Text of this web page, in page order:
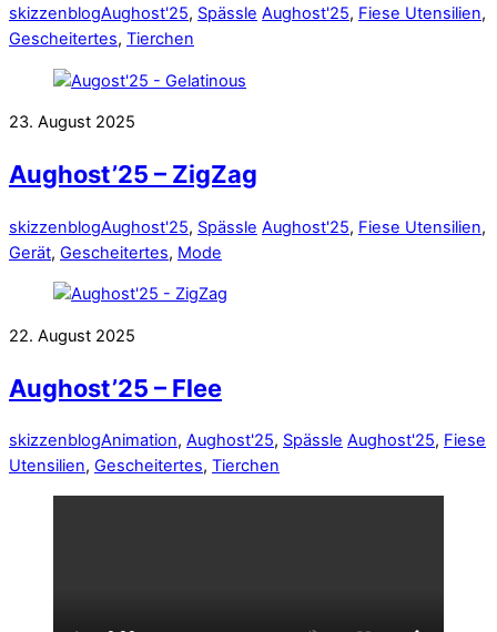
skizzenblogAughost'25, Spässle Aughost'25, Fiese Utensilien,
Gescheitertes, Tierchen
23. August 2025
Aughost’25 – ZigZag
skizzenblogAughost'25, Spässle Aughost'25, Fiese Utensilien,
Gerät, Gescheitertes, Mode
22. August 2025
Aughost’25 – Flee
skizzenblogAnimation, Aughost'25, Spässle Aughost'25, Fiese
Utensilien, Gescheitertes, Tierchen